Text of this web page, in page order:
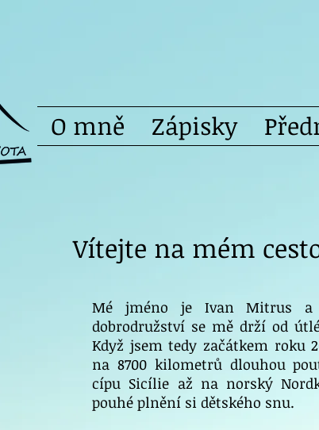
O mně Zápisky
Vítejte na mém
Mé jméno je Ivan Mitrus a
dobrodružství se mě drží od
Když jsem tedy začátkem roku
na 8700 kilometrů dlouhou
cípu Sicílie až na norský
pouhé plnění si dětského snu.